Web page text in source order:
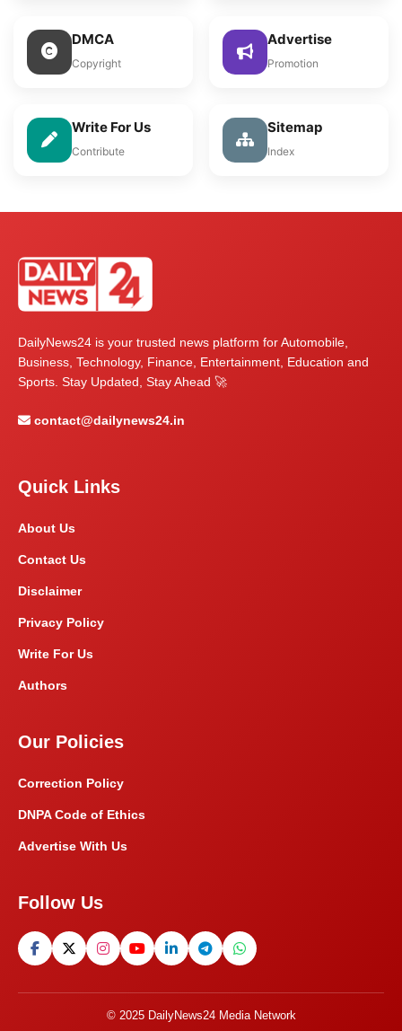
DMCA
Copyright
Advertise
Promotion
Write For Us
Contribute
Sitemap
Index
DailyNews24 is your trusted news platform for Automobile,
Business, Technology, Finance, Entertainment, Education and
Sports. Stay Updated, Stay Ahead 🚀
contact@dailynews24.in
Quick Links
About Us
Contact Us
Disclaimer
Privacy Policy
Write For Us
Authors
Our Policies
Correction Policy
DNPA Code of Ethics
Advertise With Us
Follow Us
© 2025 DailyNews24 Media Network